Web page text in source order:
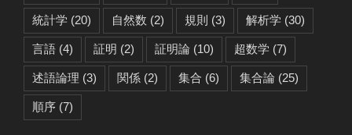
統計学 (20) 自然数 (2) 規則 (3) 解析学 (30)
言語 (4) 証明 (2) 証明論 (10) 超数学 (7)
述語論理 (3) 関係 (2) 集合 (6) 集合論 (25)
順序 (7)